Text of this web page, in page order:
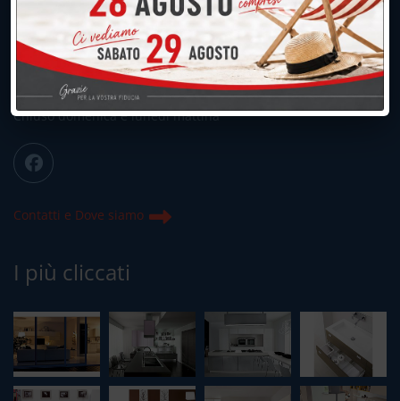
039.677.2778
039.677.2778
info@peregoarredamenti.it
ORARI: 09.00/12.00 - 15.00/19.15
Chiuso domenica e lunedì mattina
Contatti e Dove siamo
I più cliccati